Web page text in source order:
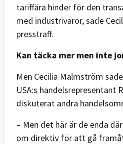
tariffära hinder för den
med industrivaror, sade
pressträff.
Kan täcka mer men inte
Men Cecilia Malmström
USA:s handelsrepresentant
diskuterat andra
– Men det här är de enda
om direktiv för att gå